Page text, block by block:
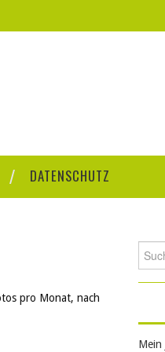
DATENSCHUTZ
pro Monat, nach
nach:
Mein